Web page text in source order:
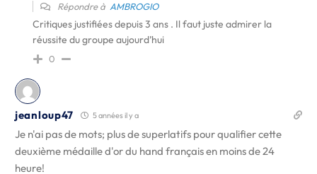
Répondre à AMBROGIO
Critiques justifiées depuis 3 ans . Il faut juste admirer la
réussite du groupe aujourd’hui
0
jeanloup47 5 années il y a
Je n'ai pas de mots; plus de superlatifs pour qualifier cette
deuxième médaille d'or du hand français en moins de 24
heure!